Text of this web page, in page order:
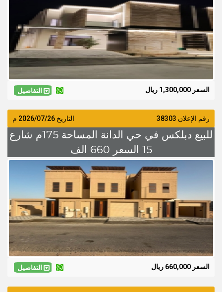
التفاصيل السعر 1,300,000 ريال
التاريخ 2026/07/26 م رقم الإعلان 38303
للبيع دبلكس في حي الدانة المساحة 175م شارع
15 السعر 660 الف
التفاصيل السعر 660,000 ريال